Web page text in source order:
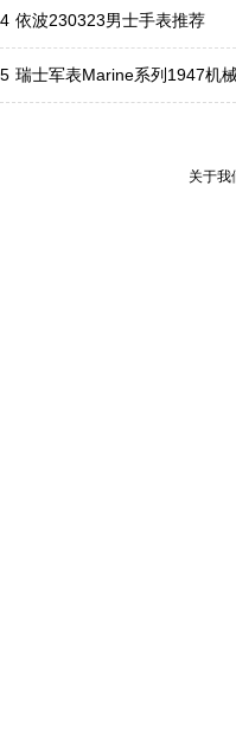
4 依波230323男士手表推荐
5 瑞士军表Marine系列1947机
关于我